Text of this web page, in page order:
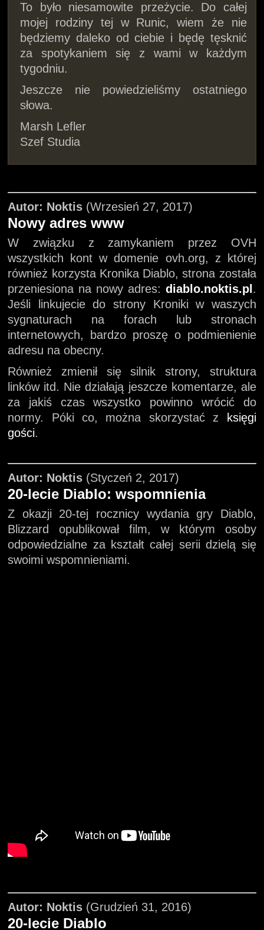
To było niesamowite przeżycie. Do całej
mojej rodziny tej w Runic, wiem że nie
będziemy daleko od ciebie i będę tęsknić
za spotykaniem się z wami w każdym
tygodniu.
Jeszcze nie powiedzieliśmy ostatniego
słowa.
Marsh Lefler
Szef Studia
Autor: Noktis (Wrzesień 27, 2017)
Nowy adres www
W związku z zamykaniem przez OVH
wszystkich kont w domenie ovh.org, z której
również korzysta Kronika Diablo, strona została
przeniesiona na nowy adres: diablo.noktis.pl .
Jeśli linkujecie do strony Kroniki w waszych
sygnaturach na forach lub stronach
internetowych, bardzo proszę o podmienienie
adresu na obecny.
Również zmienił się silnik strony, struktura
linków itd. Nie działają jeszcze komentarze, ale
za jakiś czas wszystko powinno wrócić do
normy. Póki co, można skorzystać z
księgi
gości.
Autor: Noktis (Styczeń 2, 2017)
20-lecie Diablo: wspomnienia
Z okazji 20-tej rocznicy wydania gry Diablo,
Blizzard opublikował film, w którym osoby
odpowiedzialne za kształt całej serii dzielą się
swoimi wspomnieniami.
Autor: Noktis (Grudzień 31, 2016)
20-lecie Diablo